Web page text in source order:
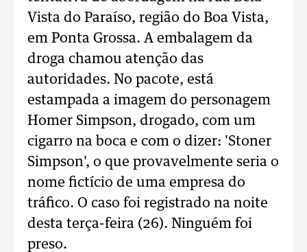
Vista do Paraíso, região do Boa Vista,
em Ponta Grossa. A embalagem da
droga chamou atenção das
autoridades. No pacote, está
estampada a imagem do personagem
Homer Simpson, drogado, com um
cigarro na boca e com o dizer: 'Stoner
Simpson', o que provavelmente seria o
nome fictício de uma empresa do
tráfico. O caso foi registrado na noite
desta terça-feira (26). Ninguém foi
preso.